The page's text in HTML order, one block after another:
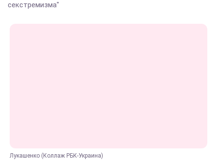
секстремизма"
Лукашенко (Коллаж РБК-Украина)